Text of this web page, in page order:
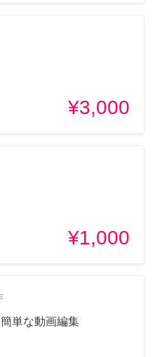
¥3,000
¥1,000
単な動画編集